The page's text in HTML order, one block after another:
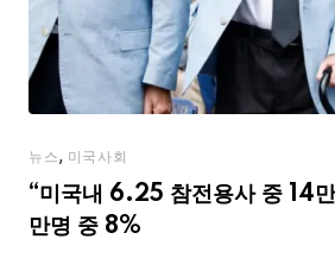
뉴스, 미국사회
“미국내 6.25 참전용사 중 14
만명 중 8%